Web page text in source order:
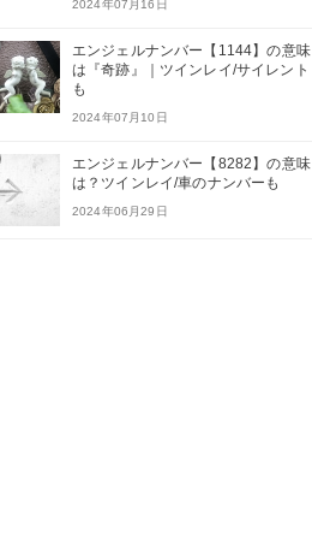
2024年07月16日
エンジェルナンバー【1144】の意味
は『奇跡』｜ツインレイ/サイレント
も
2024年07月10日
エンジェルナンバー【8282】の意味
は？ツインレイ/車のナンバーも
2024年06月29日